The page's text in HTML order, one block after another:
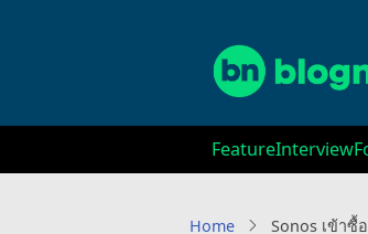
Main
FeatureInterview
Home Sonos เข้าซื้